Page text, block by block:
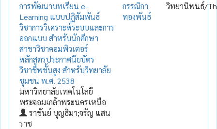
การพัฒนาบทเรียน e-
Learning แบบปฏิสัมพันธ์
วิชาการวิเคราะห์ระบบและการ
ออกแบบ สำหรับนักศึกษา
สาขาวิชาคอมพิวเตอร์
หลักสูตรประกาศนียบัตร
วิชาชีพชั้นสูง สำหรับวิทยาลัย
ชุมชน พ.ศ. 2538
มหาวิทยาลัยเทคโนโลยี
พระจอมเกล้าพระนครเหนือ
ราชันย์ บุญธิมา;จรัญ แสน
ราช
กรรณิกา
ทองพันธ์
วิทยานิพนธ์/